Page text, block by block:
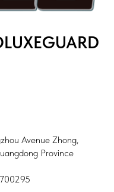
Avenue Zhong,
Province